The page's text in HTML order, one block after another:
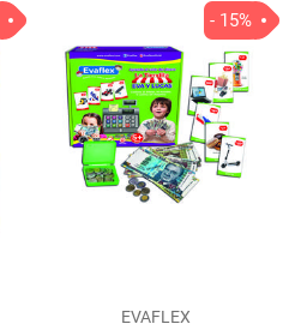
EVAFLEX
- 15%